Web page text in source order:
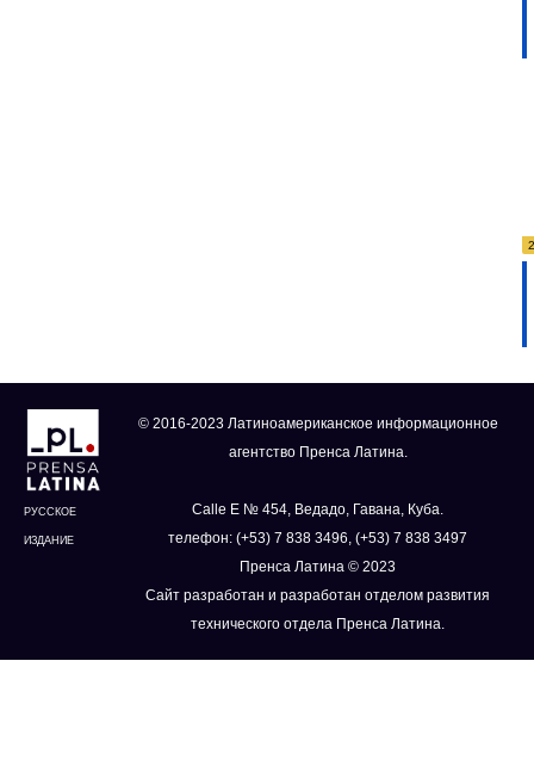
РУССКОЕ
ИЗДАНИЕ
© 2016-2023 Латиноамериканское информационное
агентство Пренса Латина.
Calle E № 454, Ведадо, Гавана, Куба.
телефон: (+53) 7 838 3496, (+53) 7 838 3497
Пренса Латина © 2023
Сайт разработан и разработан отделом развития
технического отдела Пренса Латина.